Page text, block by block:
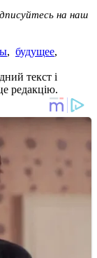
на наш
, будущее,
текст і
редакцію.